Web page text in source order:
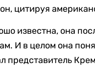
цитируя
известна, она
И в целом она
представитель